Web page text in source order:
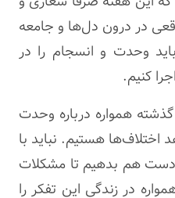
در درون دل‌ها و جامعه
وحدت و انسجام را در
کنیم.
در طول ۴۰ سال گذشته همواره درباره وحدت
اختلاف‌ها هستیم. نباید با
دست هم بدهیم تا مشکلات
در زندگی این تفکر را